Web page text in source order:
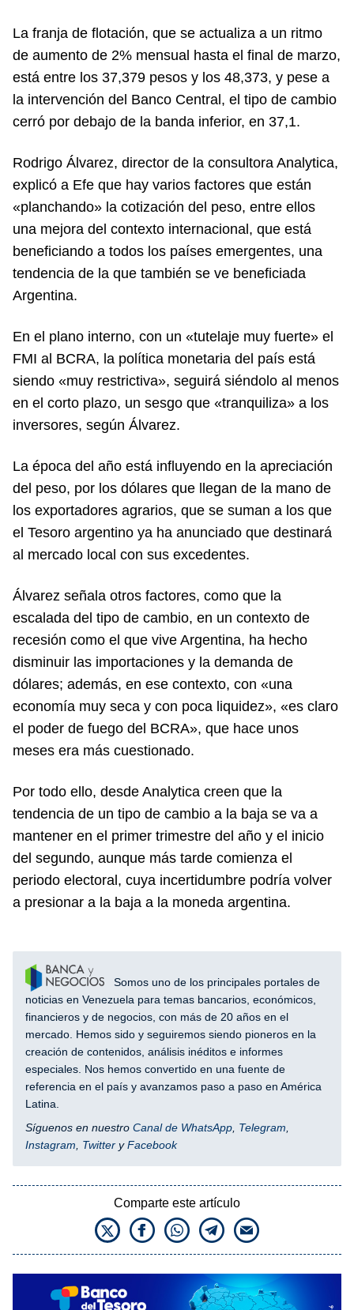
La franja de flotación, que se actualiza a un ritmo
de aumento de 2% mensual hasta el final de marzo,
está entre los 37,379 pesos y los 48,373, y pese a
la intervención del Banco Central, el tipo de cambio
cerró por debajo de la banda inferior, en 37,1.
Rodrigo Álvarez, director de la consultora Analytica,
explicó a Efe que hay varios factores que están
«planchando» la cotización del peso, entre ellos
una mejora del contexto internacional, que está
beneficiando a todos los países emergentes, una
tendencia de la que también se ve beneficiada
Argentina.
En el plano interno, con un «tutelaje muy fuerte» el
FMI al BCRA, la política monetaria del país está
siendo «muy restrictiva», seguirá siéndolo al menos
en el corto plazo, un sesgo que «tranquiliza» a los
inversores, según Álvarez.
La época del año está influyendo en la apreciación
del peso, por los dólares que llegan de la mano de
los exportadores agrarios, que se suman a los que
el Tesoro argentino ya ha anunciado que destinará
al mercado local con sus excedentes.
Álvarez señala otros factores, como que la
escalada del tipo de cambio, en un contexto de
recesión como el que vive Argentina, ha hecho
disminuir las importaciones y la demanda de
dólares; además, en ese contexto, con «una
economía muy seca y con poca liquidez», «es claro
el poder de fuego del BCRA», que hace unos
meses era más cuestionado.
Por todo ello, desde Analytica creen que la
tendencia de un tipo de cambio a la baja se va a
mantener en el primer trimestre del año y el inicio
del segundo, aunque más tarde comienza el
periodo electoral, cuya incertidumbre podría volver
a presionar a la baja a la moneda argentina.
Somos uno de los principales portales de
noticias en Venezuela para temas bancarios, económicos,
financieros y de negocios, con más de 20 años en el
mercado. Hemos sido y seguiremos siendo pioneros en la
creación de contenidos, análisis inéditos e informes
especiales. Nos hemos convertido en una fuente de
referencia en el país y avanzamos paso a paso en América
Latina.
Síguenos en nuestro Canal de WhatsApp, Telegram,
Instagram, Twitter yFacebook
Comparte este artículo